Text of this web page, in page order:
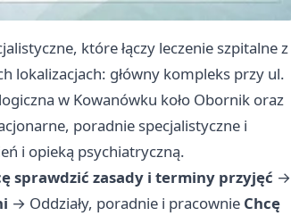
które łączy leczenie szpitalne z
lokalizacjach: główny kompleks przy ul.
w Kowanówku koło Obornik oraz
poradnie specjalistyczne i
i opieką psychiatryczną.
sprawdzić zasady i terminy przyjęć →
→ Oddziały, poradnie i pracownie Chcę